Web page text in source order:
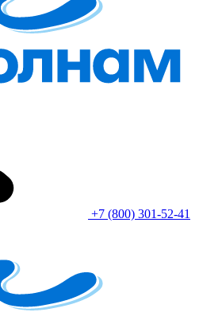
+7 (800) 301-52-41